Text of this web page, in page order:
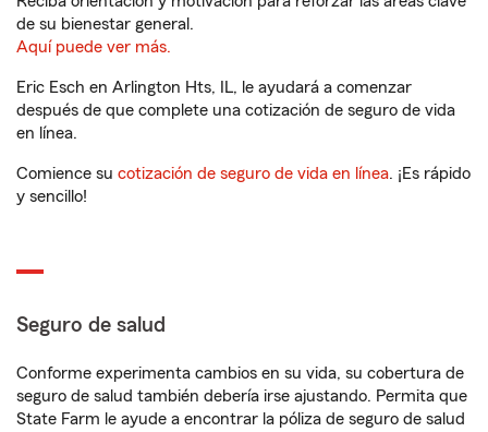
de su bienestar general.
Aquí puede ver más.
Eric Esch en Arlington Hts, IL, le ayudará a comenzar
después de que complete una cotización de seguro de vida
en línea.
Comience su cotización de seguro de vida en línea. ¡Es rápido
y sencillo!
Seguro de salud
Conforme experimenta cambios en su vida, su cobertura de
seguro de salud también debería irse ajustando. Permita que
State Farm le ayude a encontrar la póliza de seguro de salud